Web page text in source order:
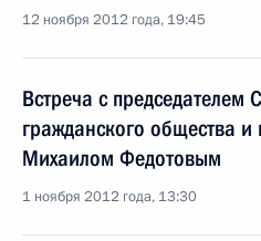
12 ноября 2012 года, 19:45
Встреча с председателем
гражданского общества
Михаилом Федотовым
1 ноября 2012 года, 13:30